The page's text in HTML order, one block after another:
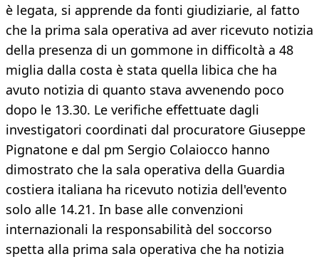
è legata, si apprende da fonti giudiziarie, al fatto
che la prima sala operativa ad aver ricevuto notizia
della presenza di un gommone in difficoltà a 48
miglia dalla costa è stata quella libica che ha
avuto notizia di quanto stava avvenendo poco
dopo le 13.30. Le verifiche effettuate dagli
investigatori coordinati dal procuratore Giuseppe
Pignatone e dal pm Sergio Colaiocco hanno
dimostrato che la sala operativa della Guardia
costiera italiana ha ricevuto notizia dell'evento
solo alle 14.21. In base alle convenzioni
internazionali la responsabilità del soccorso
spetta alla prima sala operativa che ha notizia